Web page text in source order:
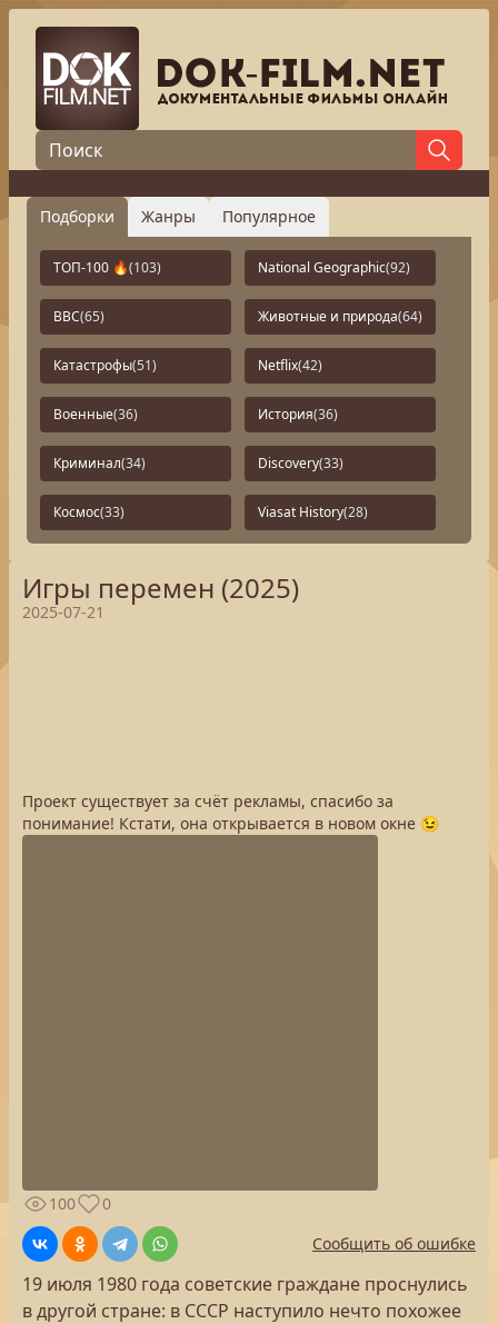
Подборки Жанры Популярное
ТОП-100 🔥(103) National Geographic(92)
BBC(65) Животные и природа(64)
Катастрофы(51) Netflix(42)
Военные(36) История(36)
Криминал(34) Discovery(33)
Космос(33) Viasat History(28)
Игры перемен (2025)
2025-07-21
Проект существует за счёт рекламы, спасибо за
понимание! Кстати, она открывается в новом окне 😉
100
0
Сообщить об ошибке
19 июля 1980 года советские граждане проснулись
в другой стране: в СССР наступило нечто похожее